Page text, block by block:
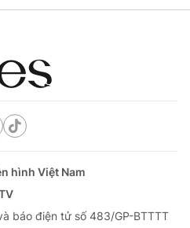
Tấm lòng Việt
Vươn mình bằng AI
hình Việt Nam
báo điện tử số 483/GP-BTTTT